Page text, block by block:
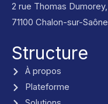
2 rue Thomas Dumorey,
71100 Chalon-sur-Saône
Structure
À propos
Plateforme